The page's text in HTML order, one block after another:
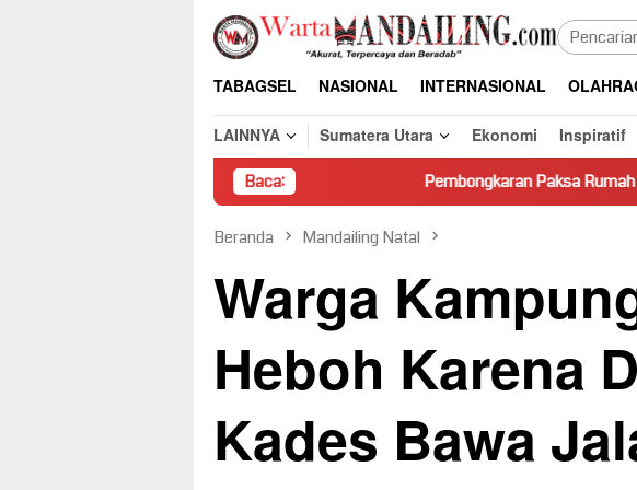
Loncat
konten
TABAGSEL NASIONAL INTERNASIONAL
LAINNYA
Sumatera Utara Ekonomi Inspiratif
Baca:Pembongkaran Paksa Rumah Warga di Pasaman
Beranda Mandailing Natal
Warga
Heboh Karena
Kades Bawa